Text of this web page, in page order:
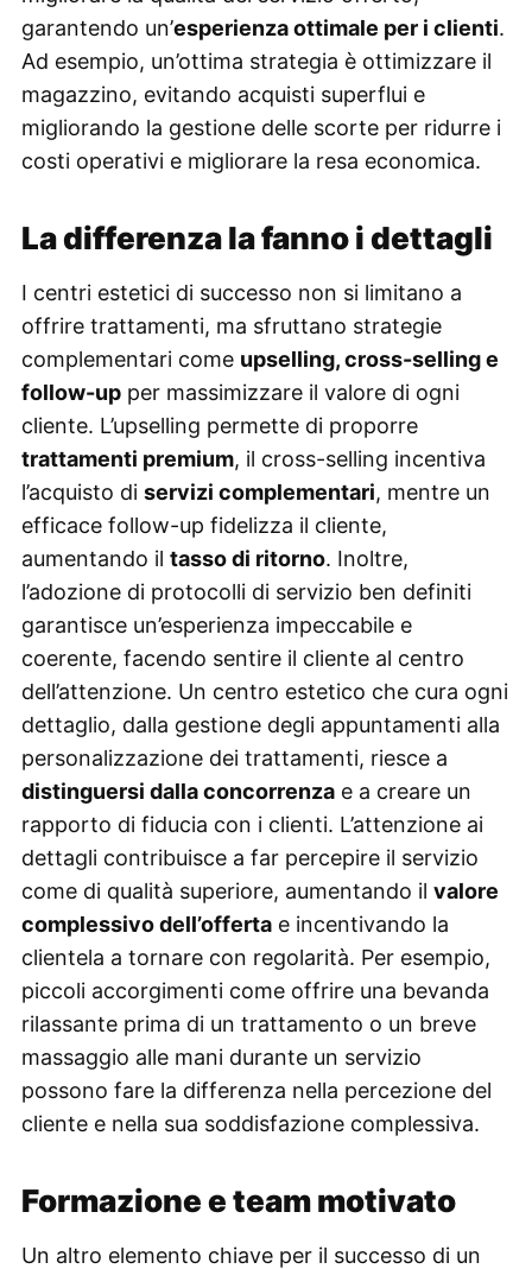
garantendo un’esperienza ottimale per i clienti.
Ad esempio, un’ottima strategia è ottimizzare il
magazzino, evitando acquisti superflui e
migliorando la gestione delle scorte per ridurre i
costi operativi e migliorare la resa economica.
La differenza la fanno i dettagli
I centri estetici di successo non si limitano a
offrire trattamenti, ma sfruttano strategie
complementari come upselling, cross-selling e
follow-upper massimizzare il valore di ogni
cliente. L’upselling permette di proporre
trattamenti premium, il cross-selling incentiva
l’acquisto di servizi complementari, mentre un
efficace follow-up fidelizza il cliente,
aumentando il tasso di ritorno. Inoltre,
l’adozione di protocolli di servizio ben definiti
garantisce un’esperienza impeccabile e
coerente, facendo sentire il cliente al centro
dell’attenzione. Un centro estetico che cura ogni
dettaglio, dalla gestione degli appuntamenti alla
personalizzazione dei trattamenti, riesce a
distinguersi dalla concorrenzae a creare un
rapporto di fiducia con i clienti. L’attenzione ai
dettagli contribuisce a far percepire il servizio
come di qualità superiore, aumentando il valore
complessivo dell’offertae incentivando la
clientela a tornare con regolarità. Per esempio,
piccoli accorgimenti come offrire una bevanda
rilassante prima di un trattamento o un breve
massaggio alle mani durante un servizio
possono fare la differenza nella percezione del
cliente e nella sua soddisfazione complessiva.
Formazione e team motivato
Un altro elemento chiave per il successo di un